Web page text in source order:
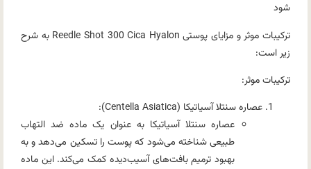
شود
ترکیبات موثر و مزایای پوستی Reedle Shot 300 Cica Hyalon
به شرح
زیر است:
ترکیباتموثر:
عصاره سنتلا آسیاتیکا (Centella Asiatica):
عصاره سنتلا آسیاتیکا به عنوان یک ماده ضد التهاب
طبیعی شناخته می‌شود که پوست را تسکین می‌دهد و به
بهبود ترمیم بافت‌های آسیب‌دیده کمک می‌کند. این ماده